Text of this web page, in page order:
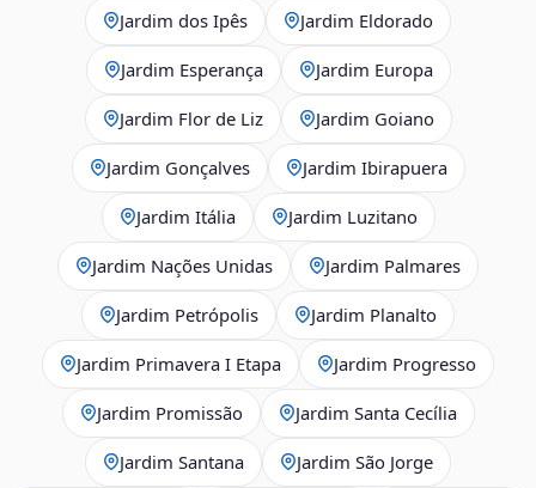
Jardim dos Ipês Jardim Eldorado
Jardim Esperança Jardim Europa
Jardim Flor de Liz Jardim Goiano
Jardim Gonçalves Jardim Ibirapuera
Jardim Itália Jardim Luzitano
Jardim Nações Unidas Jardim Palmares
Jardim Petrópolis Jardim Planalto
Jardim Primavera I Etapa Jardim Progresso
Jardim Promissão Jardim Santa Cecília
Jardim Santana Jardim São Jorge